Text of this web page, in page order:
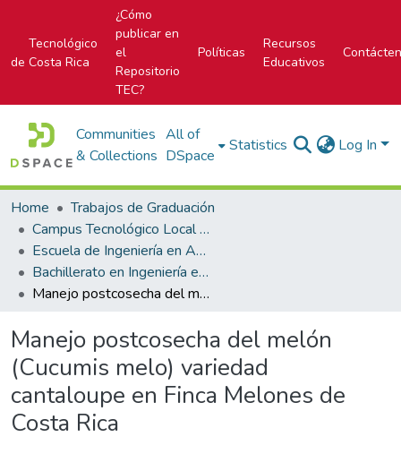
Tecnológico
de Costa Rica
¿Cómo
publicar en
el
Repositorio
TEC?
Políticas
Recursos
Educativos
Communities
& Collections
All of
DSpace
Statistics Log In
Home
Trabajos de Graduación
Campus Tecnológico Local San Carlos
Escuela de Ingeniería en Agronomía
Bachillerato en Ingeniería en Agronomía
Manejo postcosecha del melón (Cucumis melo) variedad cantaloupe en Finca Melones de Costa Rica
Manejo postcosecha del melón
(Cucumis melo) variedad
cantaloupe en Finca Melones de
Costa Rica